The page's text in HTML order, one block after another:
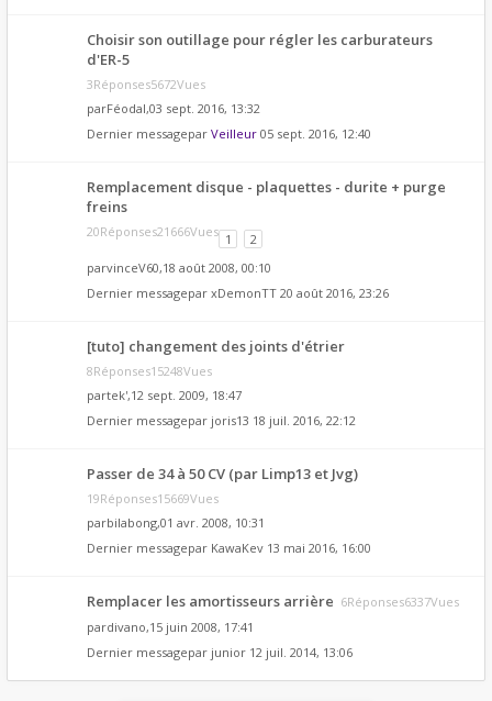
Choisir son outillage pour régler les carburateurs
d'ER-5
3Réponses5672Vues
parFéodal,03 sept. 2016, 13:32
Dernier messagepar Veilleur 05 sept. 2016, 12:40
Remplacement disque - plaquettes - durite + purge
freins
20Réponses21666Vues 1
2
parvinceV60,18 août 2008, 00:10
Dernier messagepar xDemonTT 20 août 2016, 23:26
[tuto] changement des joints d'étrier
8Réponses15248Vues
partek',12 sept. 2009, 18:47
Dernier messagepar joris13 18 juil. 2016, 22:12
Passer de 34 à 50 CV (par Limp13 et Jvg)
19Réponses15669Vues
parbilabong,01 avr. 2008, 10:31
Dernier messagepar KawaKev 13 mai 2016, 16:00
Remplacer les amortisseurs arrière 6Réponses6337Vues
pardivano,15 juin 2008, 17:41
Dernier messagepar junior 12 juil. 2014, 13:06